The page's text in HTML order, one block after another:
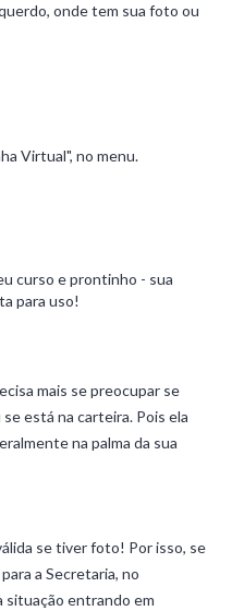
onde tem sua foto ou
Virtual", no menu.
curso e prontinho - sua
para uso!
mais se preocupar se
está na carteira. Pois ela
na palma da sua
se tiver foto! Por isso, se
a Secretaria, no
situação entrando em